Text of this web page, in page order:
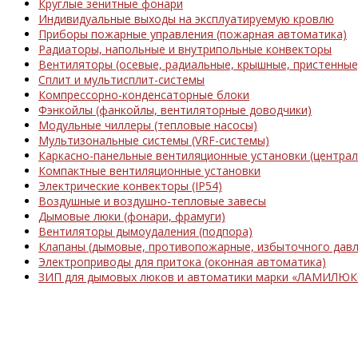
Круглые зенитные фонари
Индивидуальные выходы на эксплуатируемую кровлю
Приборы пожарные управления (пожарная автоматика)
Радиаторы, напольные и внутрипольные конвекторы
Вентиляторы (осевые, радиальные, крышные,
Сплит и мультисплит-системы
Компрессорно-конденсаторные блоки
Фэнкойлы (фанкойлы, вентиляторные доводчики)
Модульные чиллеры (тепловые насосы)
Мультизональные системы (VRF-системы)
Каркасно-панельные вентиляционные установки
Компактные вентиляционные установки
Электрические конвекторы (IP54)
Воздушные и воздушно-тепловые завесы
Дымовые люки (фонари, фрамуги)
Вентиляторы дымоудаления (подпора)
Клапаны (дымовые, противопожарные, избыточного
Электроприводы для притока (оконная автоматика)
ЗИП для дымовых люков и автоматики марки